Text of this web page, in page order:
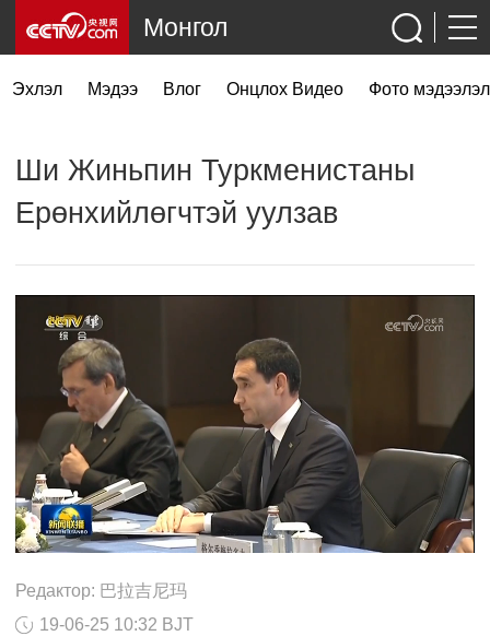
Эхлэл Мэдээ Влог Онцлох Видео Фото мэдээлэл
Монгол
Ши Жиньпин Туркменистаны
Ерөнхийлөгчтэй уулзав
Редактор: 巴拉吉尼玛
19-06-25 10:32 BJT